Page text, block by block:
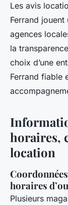
Les avis
Ferrand
agences
la
choix d’une
Ferrand fiable
horaires,
location
horaires
Plusieurs